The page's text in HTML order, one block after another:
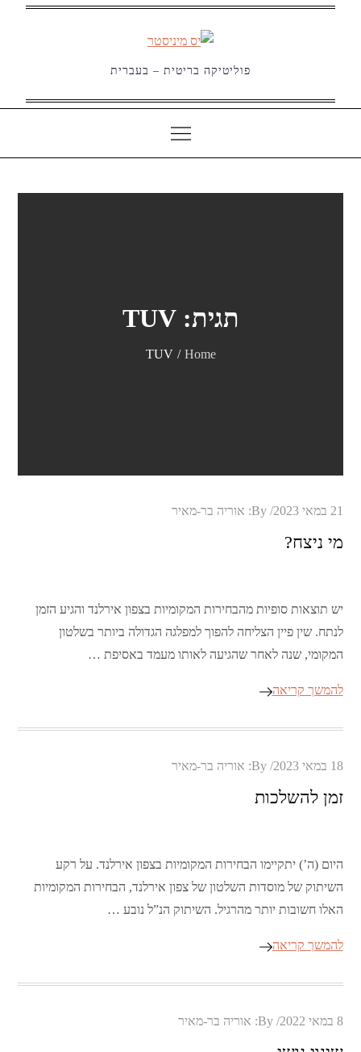
פוליטיקה בריטית – בעברית
תגית:TUV
Home
TUV
Posted
21 במאי 2023 By: אוריה בר-מאיר
מי ניצח?
יש תוצאות סופיות מהבחירות המקומיות בצפון אירלנד והגיע הזמן
לנתח. שין פיין הצליחה להפוך למפלגה הגדולה ביותר בשלטון
המקומי, שנה לאחר שהגיעה לאותו מעמד באסיפת …
להמשך קריאה
Posted
18 במאי 2023 By: אוריה בר-מאיר
זמן להשלכות
היום (ה’) יתקיימו הבחירות המקומיות בצפון אירלנד. על רקע
השיתוק של מוסדות השלטון של צפון אירלנד, הבחירות המקומיות
האלו חשובות יותר מהרגיל. השיתוק הנ”ל נובע …
להמשך קריאה
Posted
8 במאי 2022 By: אוריה בר-מאיר